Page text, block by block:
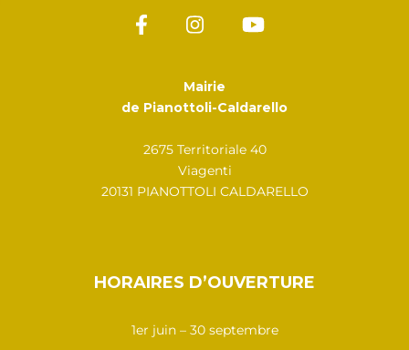
Mairie
de Pianottoli-Caldarello
2675 Territoriale 40
Viagenti
20131 PIANOTTOLI CALDARELLO
HORAIRES D’OUVERTURE
1er juin – 30 septembre